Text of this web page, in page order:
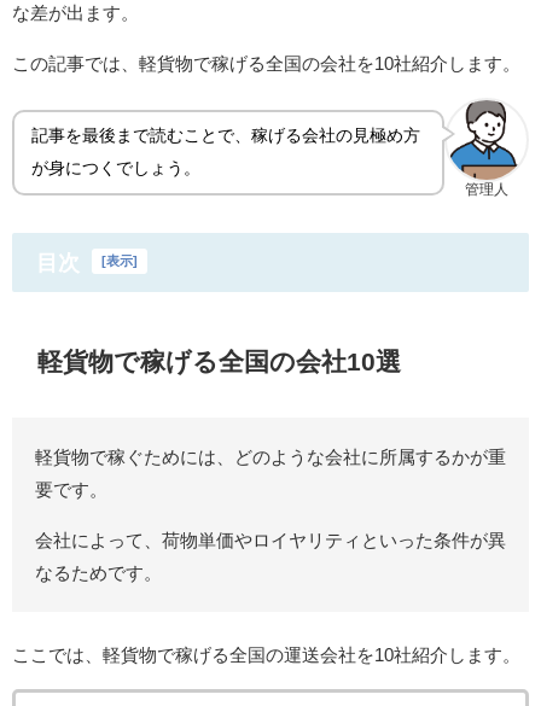
な差が出ます。
この記事では、軽貨物で稼げる全国の会社を10社紹介します。
管理人
記事を最後まで読むことで、稼げる会社の見極め方
が身につくでしょう。
目次 [表示]
軽貨物で稼げる全国の会社10選
軽貨物で稼ぐためには、どのような会社に所属するかが重
要です。
会社によって、荷物単価やロイヤリティといった条件が異
なるためです。
ここでは、軽貨物で稼げる全国の運送会社を10社紹介します。